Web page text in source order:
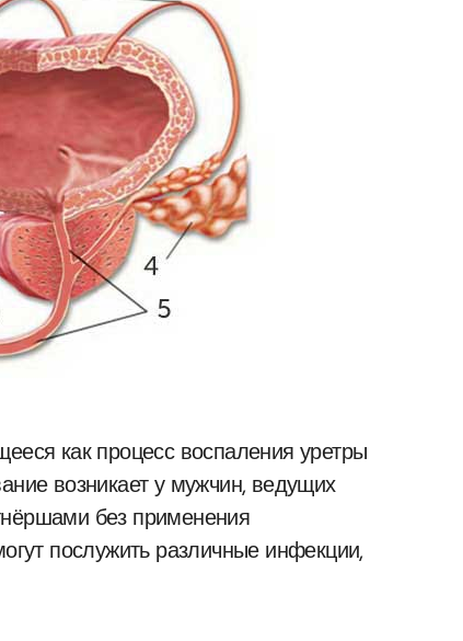
возникает у мужчин, ведущих
без применения
послужить различные инфекции,